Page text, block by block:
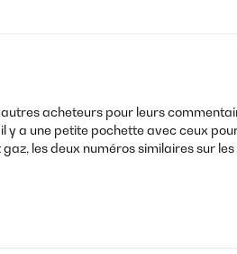
acheteurs pour leurs
y a une petite pochette avec ceux
les deux numéros similaires sur